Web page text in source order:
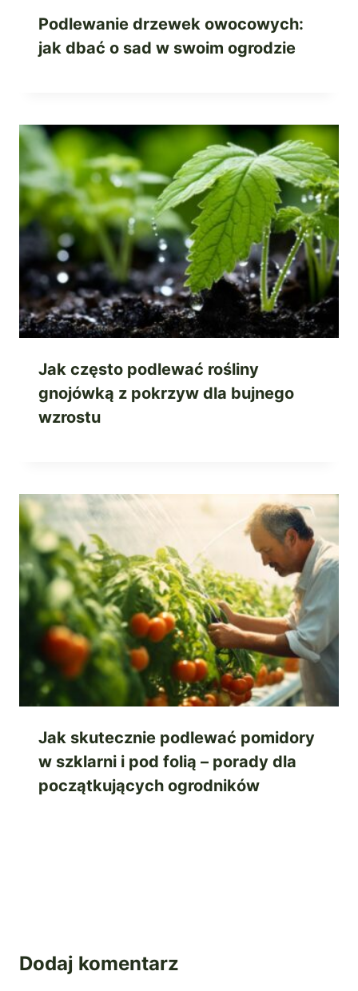
Podlewanie drzewek owocowych:
jak dbać o sad w swoim ogrodzie
Jak często podlewać rośliny
gnojówką z pokrzyw dla bujnego
wzrostu
Jak skutecznie podlewać pomidory
w szklarni i pod folią – porady dla
początkujących ogrodników
Dodaj komentarz